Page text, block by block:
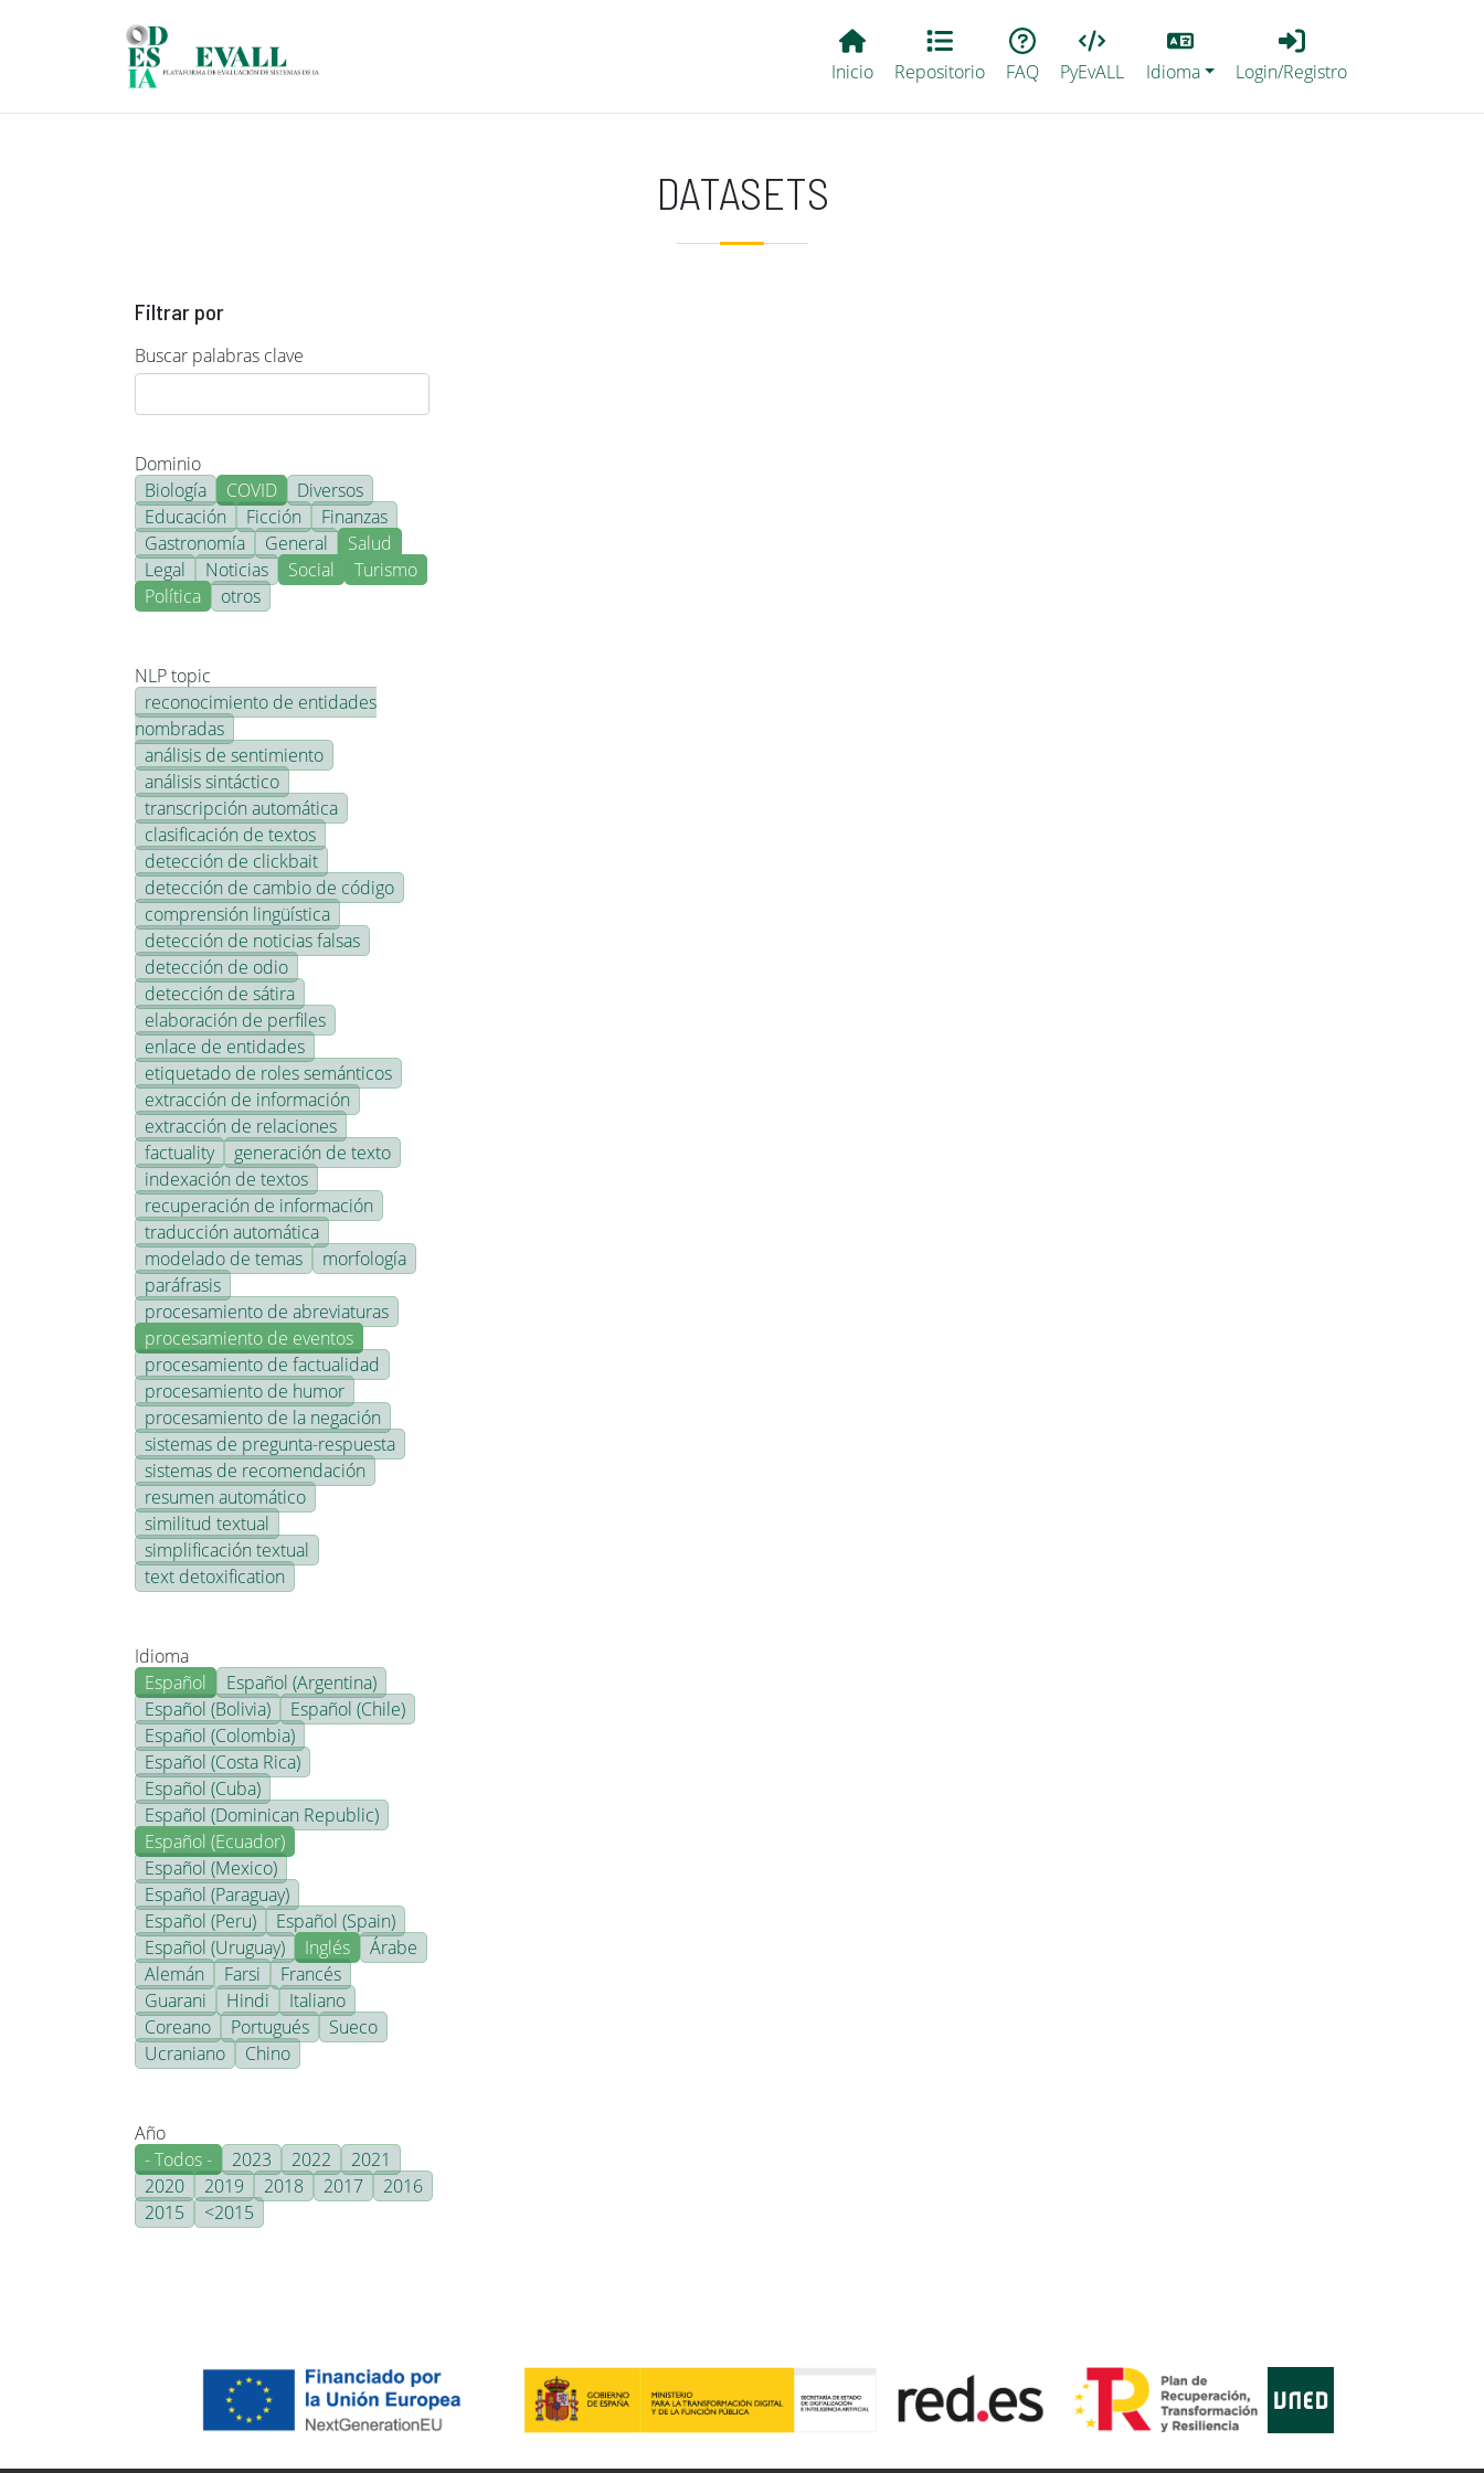
Main EvALL
Inicio Repositorio FAQ PyEvALL
Lang
Idioma
Login_Registro
Login/Registro
DATASETS
Filtrar por
Buscar palabras clave
Dominio
Biología
COVID
Diversos
Educación
Ficción
Finanzas
Gastronomía
General
Salud
Legal
Noticias Social
Turismo
Política
otros
NLP topic
reconocimiento de entidades
nombradas
análisis de sentimiento
análisis sintáctico
transcripción automática
clasificación de textos
detección de clickbait
detección de cambio de código
comprensión lingüística
detección de noticias falsas
detección de odio
detección de sátira
elaboración de perfiles
enlace de entidades
etiquetado de roles semánticos
extracción de información
extracción de relaciones
factuality
generación de texto
indexación de textos
recuperación de información
traducción automática
modelado de temas
morfología
paráfrasis
procesamiento de abreviaturas
procesamiento de eventos
procesamiento de factualidad
procesamiento de humor
procesamiento de la negación
sistemas de pregunta-respuesta
sistemas de recomendación
resumen automático
similitud textual
simplificación textual
text detoxification
Idioma
Español
Español (Argentina)
Español (Bolivia)
Español (Chile)
Español (Colombia)
Español (Costa Rica)
Español (Cuba)
Español (Dominican Republic)
Español (Ecuador)
Español (Mexico)
Español (Paraguay)
Español (Peru)
Español (Spain)
Español (Uruguay)
Inglés
Árabe
Alemán
Farsi
Francés
Guarani
Hindi
Italiano
Coreano
Portugués
Sueco
Ucraniano
Chino
Año
- Todos -
2023 2022
2021
2020
2019 2018 2017
2016
2015
<2015